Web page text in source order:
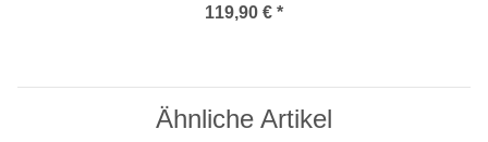
119,90 € *
Ähnliche Artikel